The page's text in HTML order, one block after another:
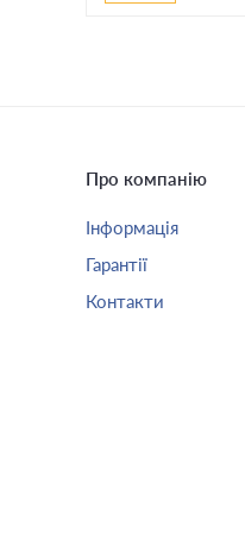
Про компанію
Інформація
Гарантії
Контакти